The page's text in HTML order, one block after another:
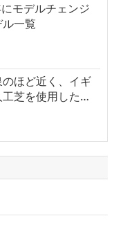
モデルチェンジ
一覧
ほど近く、イギ
工芝を使用した…